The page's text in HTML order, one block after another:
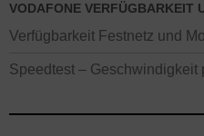
VODAFONE VERFÜGBARKEIT
Verfügbarkeit Festnetz und
Speedtest – Geschwindigkeit